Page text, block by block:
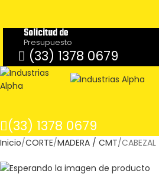
Solicitud de
Presupuesto
(33) 1378 0679
(33) 1378 0679
Inicio CORTE MADERA / CMT CABEZAL